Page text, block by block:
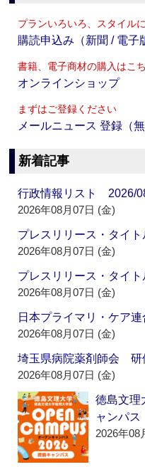
プランいろいろ、スタイル
購読申込み（新聞 / 電子
書籍、電子商材の購入はこ
オンラインショップ
まずはご登録ください
メールニュース 登録（無
新着記事
行政情報リスト 2026/
2026年08月07日 (金)
プレスリリース・タイ
2026年08月07日 (金)
プレスリリース・タイ
2026年08月07日 (金)
日本プライマリ・ケア
2026年08月07日 (金)
埼玉県病院薬剤師会
2026年08月07日 (金)
徳島文
ャンパ
2026年08